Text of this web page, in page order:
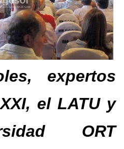
expertos
el LATU y
ORT